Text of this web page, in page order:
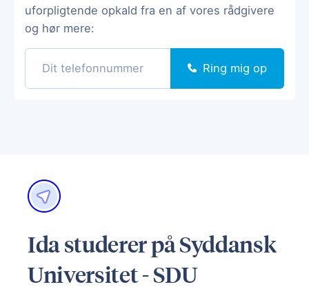
uforpligtende opkald fra en af vores rådgivere
og hør mere:
Ring mig op
Ida studerer på Syddansk
Universitet - SDU